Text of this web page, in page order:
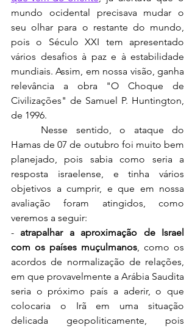
mundo ocidental precisava mudar o
seu olhar para o restante do mundo,
pois o Século XXI tem apresentado
vários desafios à paz e à estabilidade
mundiais. Assim, em nossa visão, ganha
relevância a obra "O Choque de
Civilizações" de Samuel P. Huntington,
de 1996.
Hamas de 07 de outubro foi muito bem
planejado, pois sabia como seria a
resposta israelense, e tinha vários
objetivos a cumprir, e que em nossa
avaliação foram atingidos, como
veremos a seguir:
- atrapalhar a aproximação de Israel
com os países muçulmanos , como os
acordos de normalização de relações,
em que provavelmente a Arábia Saudita
seria o próximo país a aderir, o que
colocaria o Irã em uma situação
delicada geopoliticamente, pois